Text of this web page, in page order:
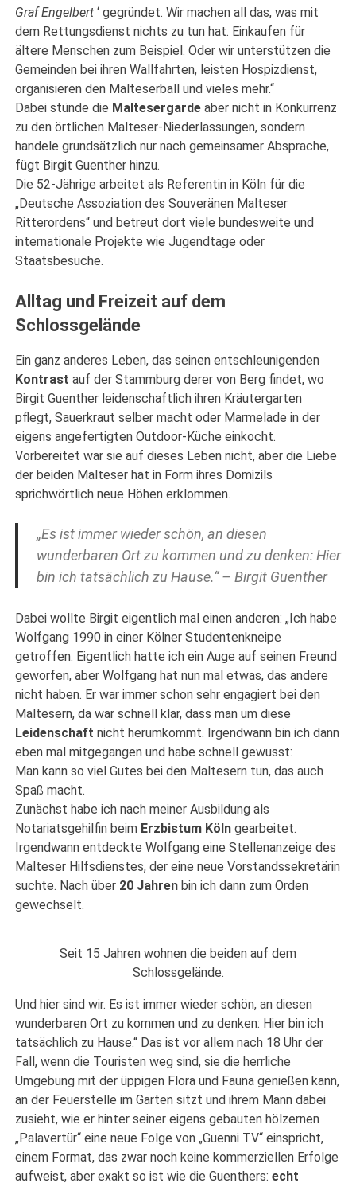
Graf Engelbert‘ gegründet. Wir machen all das, was mit
dem Rettungsdienst nichts zu tun hat. Einkaufen für
ältere Menschen zum Beispiel. Oder wir unterstützen die
Gemeinden bei ihren Wallfahrten, leisten Hospizdienst,
organisieren den Malteserball und vieles mehr.“
Dabei stünde die Maltesergarde aber nicht in Konkurrenz
zu den örtlichen Malteser-Niederlassungen, sondern
handele grundsätzlich nur nach gemeinsamer Absprache,
fügt Birgit Guenther hinzu.
Die 52-Jährige arbeitet als Referentin in Köln für die
„Deutsche Assoziation des Souveränen Malteser
Ritterordens“ und betreut dort viele bundesweite und
internationale Projekte wie Jugendtage oder
Staatsbesuche.
Alltag und Freizeit auf dem
Schlossgelände
Ein ganz anderes Leben, das seinen entschleunigenden
Kontrast auf der Stammburg derer von Berg findet, wo
Birgit Guenther leidenschaftlich ihren Kräutergarten
pflegt, Sauerkraut selber macht oder Marmelade in der
eigens angefertigten Outdoor-Küche einkocht.
Vorbereitet war sie auf dieses Leben nicht, aber die Liebe
der beiden Malteser hat in Form ihres Domizils
sprichwörtlich neue Höhen erklommen.
„Es ist immer wieder schön, an diesen
wunderbaren Ort zu kommen und zu denken: Hier
bin ich tatsächlich zu Hause.“ – Birgit Guenther
Dabei wollte Birgit eigentlich mal einen anderen: „Ich habe
Wolfgang 1990 in einer Kölner Studentenkneipe
getroffen. Eigentlich hatte ich ein Auge auf seinen Freund
geworfen, aber Wolfgang hat nun mal etwas, das andere
nicht haben. Er war immer schon sehr engagiert bei den
Maltesern, da war schnell klar, dass man um diese
Leidenschaft nicht herumkommt. Irgendwann bin ich dann
eben mal mitgegangen und habe schnell gewusst:
Man kann so viel Gutes bei den Maltesern tun, das auch
Spaß macht.
Zunächst habe ich nach meiner Ausbildung als
Notariatsgehilfin beim Erzbistum Köln gearbeitet.
Irgendwann entdeckte Wolfgang eine Stellenanzeige des
Malteser Hilfsdienstes, der eine neue Vorstandssekretärin
suchte. Nach über 20 Jahren bin ich dann zum Orden
gewechselt.
Seit 15 Jahren wohnen die beiden auf dem
Schlossgelände.
Und hier sind wir. Es ist immer wieder schön, an diesen
wunderbaren Ort zu kommen und zu denken: Hier bin ich
tatsächlich zu Hause.“ Das ist vor allem nach 18 Uhr der
Fall, wenn die Touristen weg sind, sie die herrliche
Umgebung mit der üppigen Flora und Fauna genießen kann,
an der Feuerstelle im Garten sitzt und ihrem Mann dabei
zusieht, wie er hinter seiner eigens gebauten hölzernen
„Palavertür“ eine neue Folge von „Guenni TV“ einspricht,
einem Format, das zwar noch keine kommerziellen Erfolge
aufweist, aber exakt so ist wie die Guenthers:echt